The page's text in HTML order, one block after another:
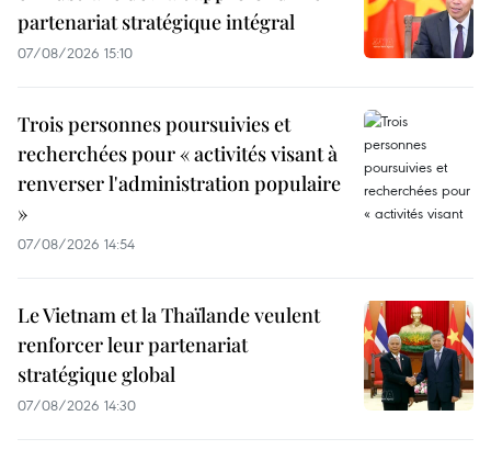
partenariat stratégique intégral
07/08/2026 15:10
Trois personnes poursuivies et
recherchées pour « activités visant à
renverser l'administration populaire
»
07/08/2026 14:54
Le Vietnam et la Thaïlande veulent
renforcer leur partenariat
stratégique global
07/08/2026 14:30